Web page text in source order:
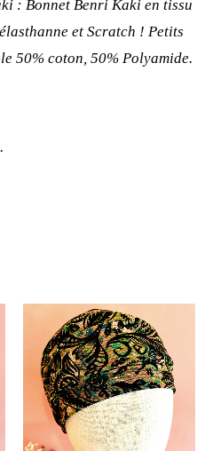
: Bonnet Benri Kaki en tissu
et Scratch ! Petits
50% coton, 50% Polyamide.